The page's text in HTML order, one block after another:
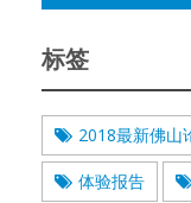
标签
2018最新佛山
体验报告